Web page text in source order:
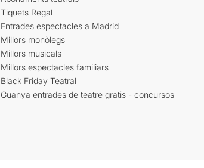
Tiquets Regal
Entrades espectacles a Madrid
Millors monòlegs
Millors musicals
Millors espectacles familiars
Black Friday Teatral
Guanya entrades de teatre gratis - concursos